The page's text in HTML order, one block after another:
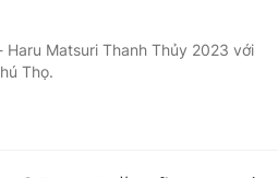
Matsuri Thanh Thủy 2023 với
Thọ.